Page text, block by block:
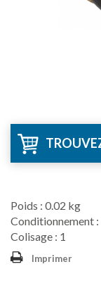
Poids : 0.02 kg
Conditionnement :
Colisage : 1
Imprimer